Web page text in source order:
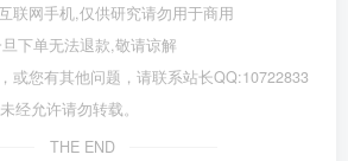
联网手机,仅供研究请勿用于商用
下单无法退款,敬请谅解
或您有其他问题，请联系站长QQ:10722833
经允许请勿转载。
THE END